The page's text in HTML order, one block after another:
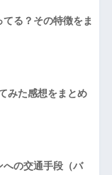
る？その特徴をま
みた感想をまとめ
への交通手段（バ